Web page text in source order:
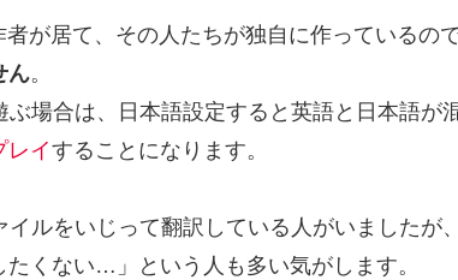
が居て、その人たちが独自に作っているの
ん。
ぶ場合は、日本語設定すると英語と日本語が
レイすることになります。
ルをいじって翻訳している人がいましたが、
たくない…」という人も多い気がします。